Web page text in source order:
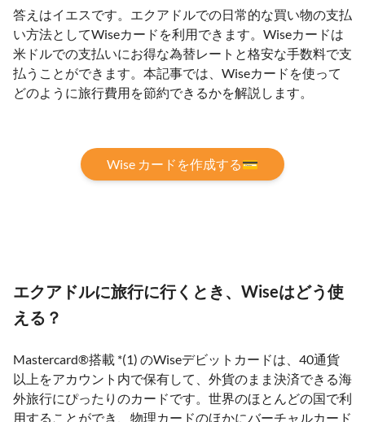
答えはイエスです。エクアドルでの日常的な買い物の支払
い方法としてWiseカードを利用できます。Wiseカードは
米ドルでの支払いにお得な為替レートと格安な手数料で支
払うことができます。本記事では、Wiseカードを使って
どのように旅行費用を節約できるかを解説します。
Wise カードを作成する💳
エクアドルに旅行に行くとき、Wiseはどう使
える？
Mastercard®搭載 *(1) のWiseデビットカードは、40通貨
以上をアカウント内で保有して、外貨のまま決済できる海
外旅行にぴったりのカードです。世界のほとんどの国で利
用することができ、物理カードのほかにバーチャルカード